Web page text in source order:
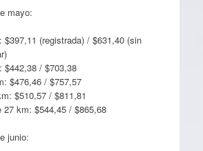
mayo:
$397,11 (registrada) / $631,40 (sin
$442,38 / $703,38
$476,46 / $757,57
$510,57 / $811,81
27 km: $544,45 / $865,68
junio: